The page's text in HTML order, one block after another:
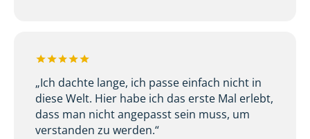
„Ich dachte lange, ich passe einfach nicht in
diese Welt. Hier habe ich das erste Mal erlebt,
dass man nicht angepasst sein muss, um
verstanden zu werden.“